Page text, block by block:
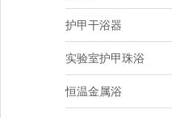
护甲干浴器
实验室护甲珠浴
恒温金属浴